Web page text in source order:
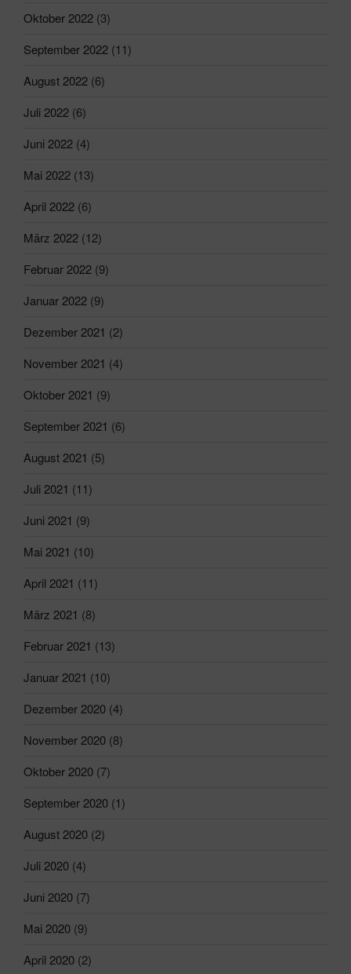
Oktober 2022 (3)
September 2022 (11)
August 2022 (6)
Juli 2022 (6)
Juni 2022 (4)
Mai 2022 (13)
April 2022 (6)
März 2022 (12)
Februar 2022 (9)
Januar 2022 (9)
Dezember 2021 (2)
November 2021 (4)
Oktober 2021 (9)
September 2021 (6)
August 2021 (5)
Juli 2021 (11)
Juni 2021 (9)
Mai 2021 (10)
April 2021 (11)
März 2021 (8)
Februar 2021 (13)
Januar 2021 (10)
Dezember 2020 (4)
November 2020 (8)
Oktober 2020 (7)
September 2020 (1)
August 2020 (2)
Juli 2020 (4)
Juni 2020 (7)
Mai 2020 (9)
April 2020 (2)